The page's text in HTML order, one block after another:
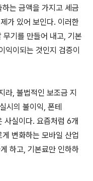
는 금액을 가지고 세금
가 있어 보인다. 이러한
기를 만들어 내고, 기본
익이되는 것인지 검증이
라, 불법적인 보조금 지
시의 불이익, 폰테
사실이다. 요즘처럼 6개
변화하는 모바일 산업
하고, 기본료만 인하하